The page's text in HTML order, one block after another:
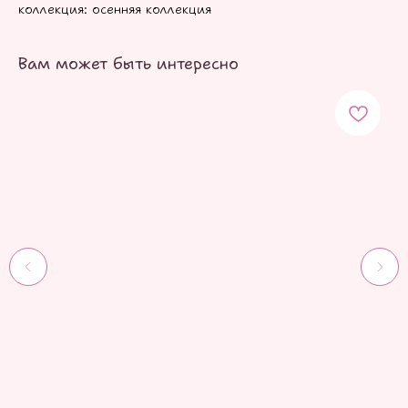
коллекция: осенняя коллекция
Вам может быть интересно